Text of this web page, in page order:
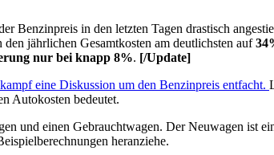
Benzinpreis in den letzten Tagen drastisch
jährlichen Gesamtkosten am deutlichsten auf
nur bei knapp 8%. [/Update]
eine Diskussion um den Benzinpreis entfacht.
Autokosten bedeutet.
und einen Gebrauchtwagen. Der Neuwagen ist
heranziehe.